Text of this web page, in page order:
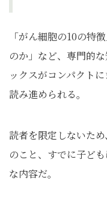
「がん細胞の10の特
のか」など、専門的
ックスがコンパクト
読み進められる。
読者を限定しないた
のこと、すでに子ど
な内容だ。